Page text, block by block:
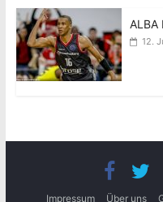
ALBA
12.
Impressum Über uns